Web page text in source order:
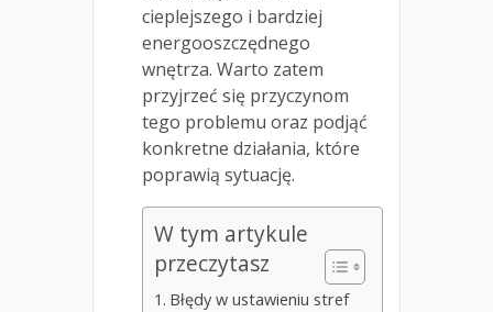
cieplejszego i bardziej
energooszczędnego
wnętrza. Warto zatem
przyjrzeć się przyczynom
tego problemu oraz podjąć
konkretne działania, które
poprawią sytuację.
W tym artykule
przeczytasz
Błędy w ustawieniu stref